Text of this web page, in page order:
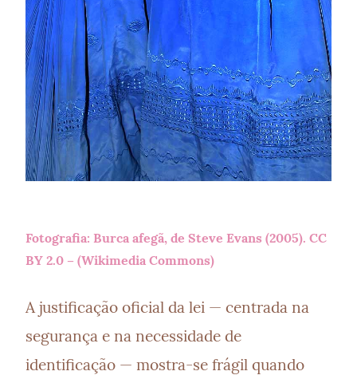
Fotografia: Burca afegã, de Steve Evans (2005). CC
BY 2.0 – (Wikimedia Commons)
A justificação oficial da lei — centrada na
segurança e na necessidade de
identificação — mostra-se frágil quando